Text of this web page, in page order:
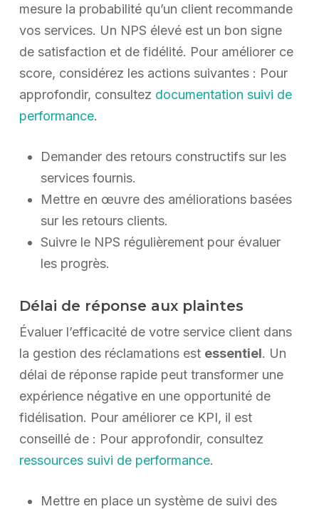
mesure la probabilité qu’un client recommande
vos services. Un NPS élevé est un bon signe
de satisfaction et de fidélité. Pour améliorer ce
score, considérez les actions suivantes : Pour
approfondir, consultez documentation suivi de
performance.
Demander des retours constructifs sur les
services fournis.
Mettre en œuvre des améliorations basées
sur les retours clients.
Suivre le NPS régulièrement pour évaluer
les progrès.
Délai de réponse aux plaintes
Évaluer l’efficacité de votre service client dans
la gestion des réclamations est essentiel. Un
délai de réponse rapide peut transformer une
expérience négative en une opportunité de
fidélisation. Pour améliorer ce KPI, il est
conseillé de : Pour approfondir, consultez
ressources suivi de performance.
Mettre en place un système de suivi des